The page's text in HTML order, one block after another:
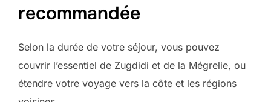
recommandée
Selon la durée de votre séjour, vous pouvez
couvrir l’essentiel de Zugdidi et de la Mégrelie, ou
étendre votre voyage vers la côte et les régions